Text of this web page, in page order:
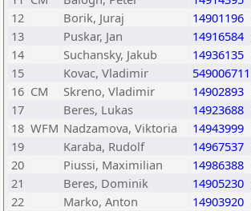
12
Borik, Juraj 14901196
13
Puskar, Jan 14916584
14
Suchansky, Jakub 14936135
15
Kovac, Vladimir 549006711
16 CM Skreno, Vladimir 14902893
17
Beres, Lukas 14923688
18 WFM Nadzamova, Viktoria 14943999
19
Karaba, Rudolf 14967537
20
Piussi, Maximilian 14986388
21
Beres, Dominik 14905230
22
Marko, Anton 14903920